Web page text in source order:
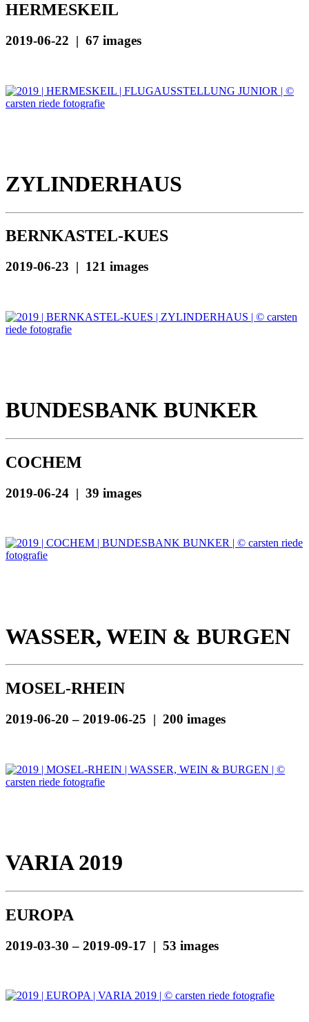
HERMESKEIL
2019-06-22 | 67 images
ZYLINDERHAUS
BERNKASTEL-KUES
2019-06-23 | 121 images
BUNDESBANK BUNKER
COCHEM
2019-06-24 | 39 images
WASSER, WEIN & BURGEN
MOSEL-RHEIN
2019-06-20 – 2019-06-25 | 200 images
VARIA 2019
EUROPA
2019-03-30 – 2019-09-17 | 53 images